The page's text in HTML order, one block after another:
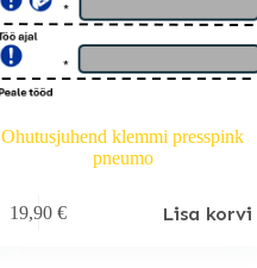
Ohutusjuhend klemmi presspink
pneumo
19,90€ Lisa korvi